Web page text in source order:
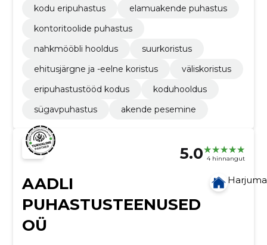
kodu eripuhastus
elamuakende puhastus
kontoritoolide puhastus
nahkmööbli hooldus
suurkoristus
ehitusjärgne ja -eelne koristus
väliskoristus
eripuhastustööd kodus
koduhooldus
sügavpuhastus
akende pesemine
5.0 4 hinnangut
AADLI
PUHASTUSTEENUSED
OÜ